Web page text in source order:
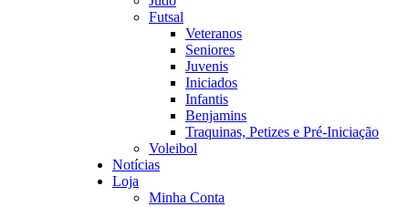
Futsal
Veteranos
Seniores
Juvenis
Iniciados
Infantis
Benjamins
Traquinas, Petizes e Pré-Iniciação
Voleibol
Notícias
Loja
Minha Conta